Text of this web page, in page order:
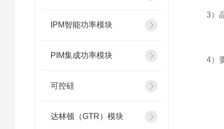
IPM智能功率模块
PIM集成功率模块
可控硅
达林顿（GTR）模块
3）晶
4）要